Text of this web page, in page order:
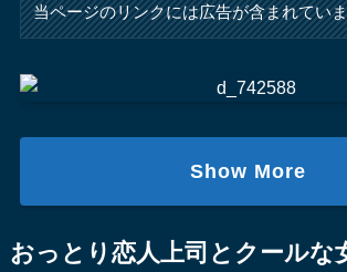
当ページのリンクには広告が含まれてい
Show More
おっとり恋人上司とクールな